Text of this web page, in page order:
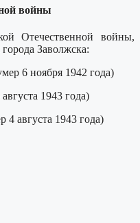
войны
Отечественной войны,
Заволжска:
6 ноября 1942 года)
1943 года)
августа 1943 года)